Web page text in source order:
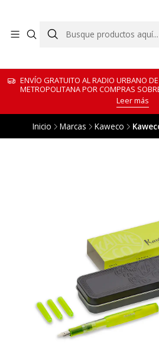
ENVÍO GRATUITO AL RADIO URBANO
METROPOLITANA POR COMPRAS
Leer más
Inicio Marcas Kaweco